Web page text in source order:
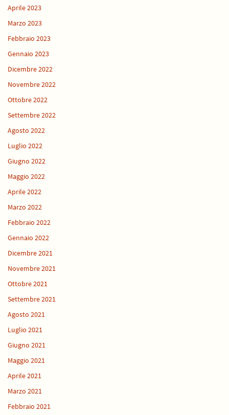
Aprile 2023
Marzo 2023
Febbraio 2023
Gennaio 2023
Dicembre 2022
Novembre 2022
Ottobre 2022
Settembre 2022
Agosto 2022
Luglio 2022
Giugno 2022
Maggio 2022
Aprile 2022
Marzo 2022
Febbraio 2022
Gennaio 2022
Dicembre 2021
Novembre 2021
Ottobre 2021
Settembre 2021
Agosto 2021
Luglio 2021
Giugno 2021
Maggio 2021
Aprile 2021
Marzo 2021
Febbraio 2021